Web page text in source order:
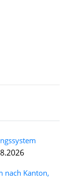
nach Kanton,